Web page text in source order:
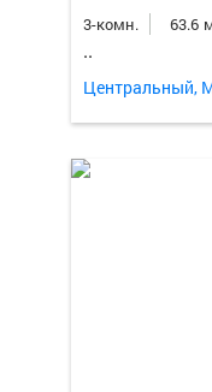
3-комн. 63.6
..
Центральный,